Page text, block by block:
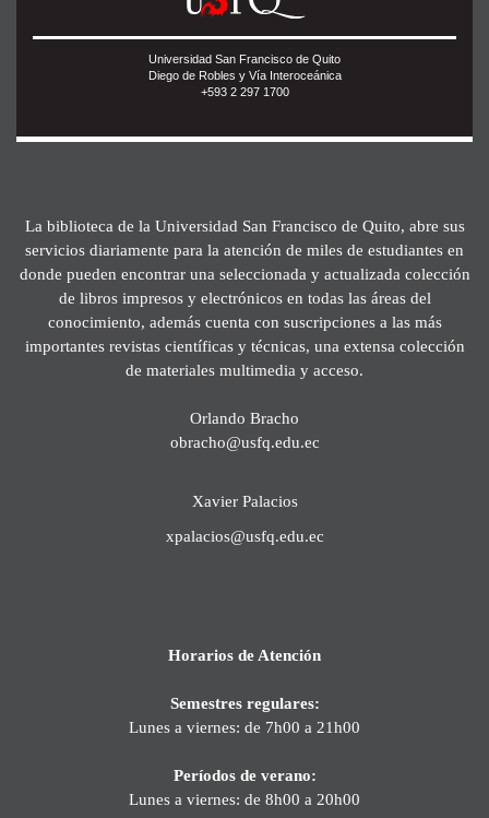
Universidad San Francisco de Quito
Diego de Robles y Vía Interoceánica
+593 2 297 1700
La biblioteca de la Universidad San Francisco de Quito, abre sus
servicios diariamente para la atención de miles de estudiantes en
donde pueden encontrar una seleccionada y actualizada colección
de libros impresos y electrónicos en todas las áreas del
conocimiento, además cuenta con suscripciones a las más
importantes revistas científicas y técnicas, una extensa colección
de materiales multimedia y acceso.
Orlando Bracho
obracho@usfq.edu.ec
Xavier Palacios
xpalacios@usfq.edu.ec
Horarios de Atención
Semestres regulares:
Lunes a viernes: de 7h00 a 21h00
Períodos de verano:
Lunes a viernes: de 8h00 a 20h00